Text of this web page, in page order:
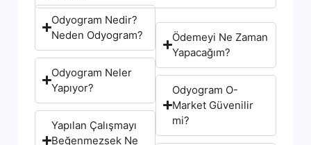
Odyogram Nedir?
Neden Odyogram?
Odyogram Neler
Yapıyor?
Yapılan Çalışmayı
Beğenmezsek Ne
Ödemeyi Ne Zaman
Yapacağım?
Odyogram O-
Market Güvenilir
mi?